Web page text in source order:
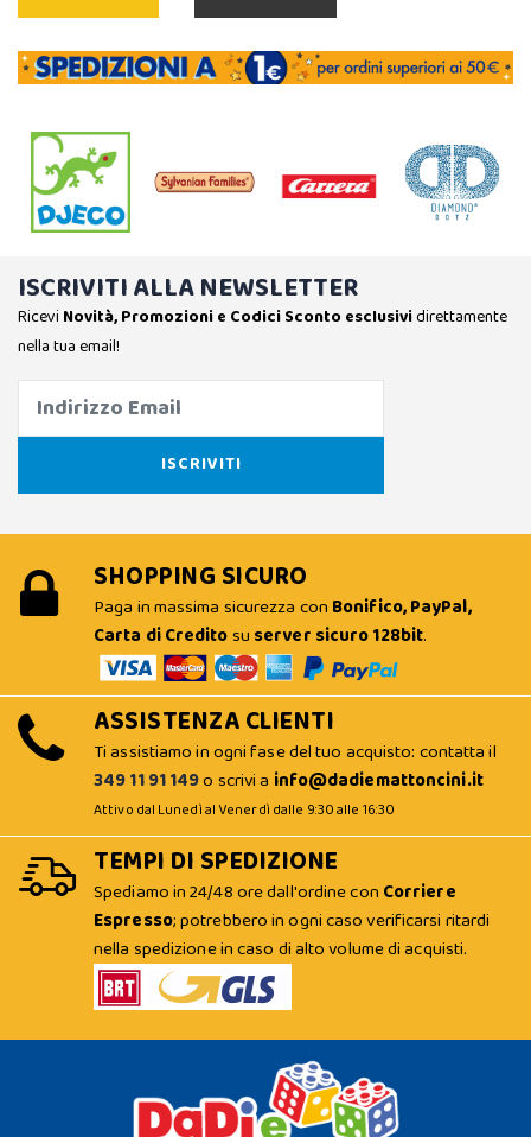
ISCRIVITI ALLA NEWSLETTER
Ricevi Novità, Promozioni e Codici Sconto esclusividirettamente
nella tua email!
SHOPPING SICURO
Paga in massima sicurezza con Bonifico, PayPal,
Carta di Creditosu server sicuro 128bit.
ASSISTENZA CLIENTI
Ti assistiamo in ogni fase del tuo acquisto: contatta il
349 11 91 149o scrivi a info@dadiemattoncini.it
Attivo dal Lunedì al Venerdì dalle 9:30 alle 16:30
TEMPI DI SPEDIZIONE
Spediamo in 24/48 ore dall'ordine con Corriere
Espresso; potrebbero in ogni caso verificarsi ritardi
nella spedizione in caso di alto volume di acquisti.